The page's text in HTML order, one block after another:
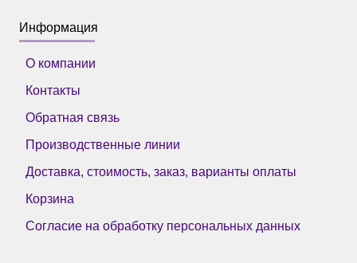
Информация
О компании
Контакты
Обратная связь
Производственные линии
Доставка, стоимость, заказ, варианты оплаты
Корзина
Согласие на обработку персональных данных